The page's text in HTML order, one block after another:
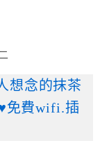
想念的抹茶
免費wifi.插